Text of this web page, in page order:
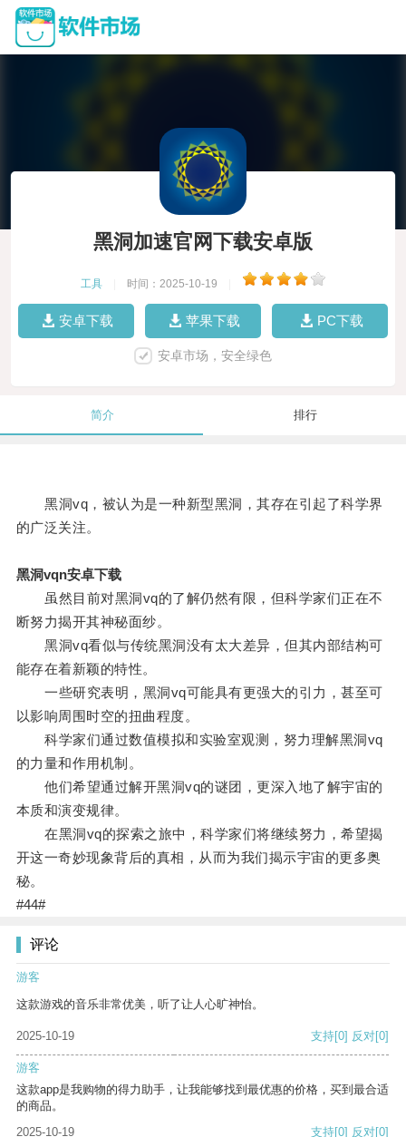
黑洞加速官网下载安卓版
工具 时间：2025-10-19
安卓下载 苹果下载 PC下载
安卓市场，安全绿色
简介 排行
黑洞vq，被认为是一种新型黑洞，其存在引起了科学界
的广泛关注。
黑洞vqn安卓下载
虽然目前对黑洞vq的了解仍然有限，但科学家们正在不
断努力揭开其神秘面纱。
黑洞vq看似与传统黑洞没有太大差异，但其内部结构可
能存在着新颖的特性。
一些研究表明，黑洞vq可能具有更强大的引力，甚至可
以影响周围时空的扭曲程度。
科学家们通过数值模拟和实验室观测，努力理解黑洞vq
的力量和作用机制。
他们希望通过解开黑洞vq的谜团，更深入地了解宇宙的
本质和演变规律。
在黑洞vq的探索之旅中，科学家们将继续努力，希望揭
开这一奇妙现象背后的真相，从而为我们揭示宇宙的更多奥
秘。
#44#
评论
游客
这款游戏的音乐非常优美，听了让人心旷神怡。
2025-10-19 支持[0] 反对[0]
游客
这款app是我购物的得力助手，让我能够找到最优惠的价格，买到最合适
的商品。
2025-10-19
支持[0] 反对[0]